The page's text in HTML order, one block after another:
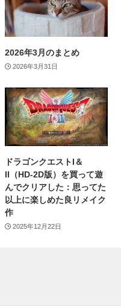
2026年3月のまとめ
2026年3月31日
ドラゴンクエストI＆
II（HD-2D版）を買って遊
んでクリアした：思ってた
以上に楽しめた良リメイク
作
2025年12月22日